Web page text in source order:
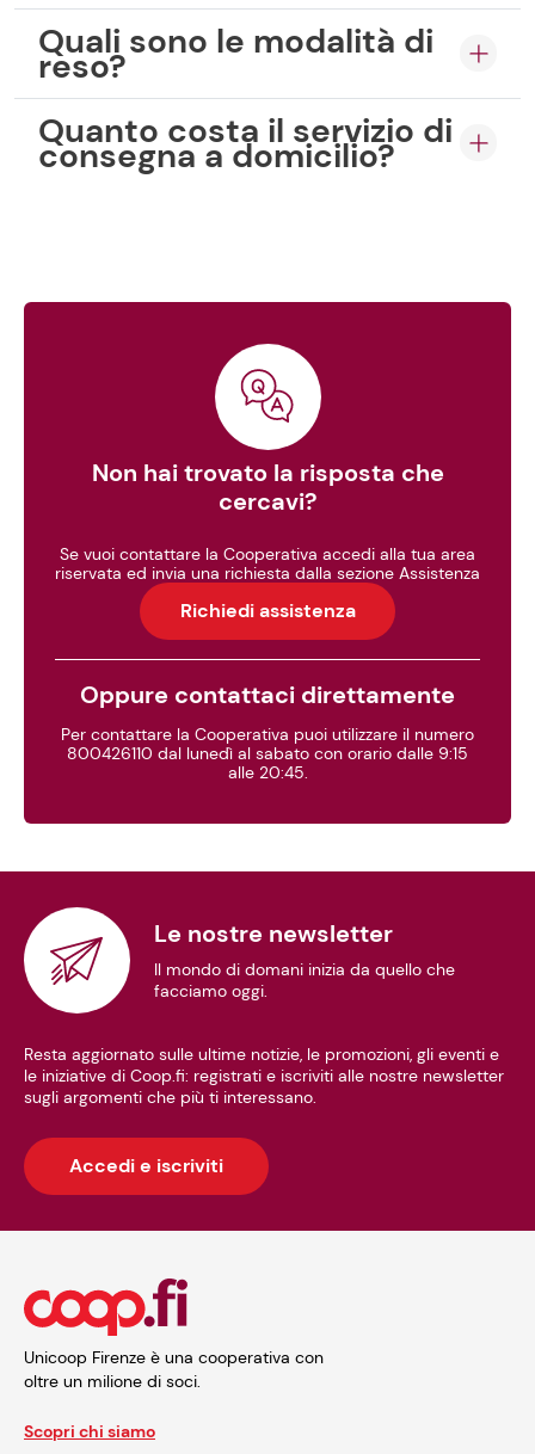
Quali sono le modalità di
reso?
Quanto costa il servizio di
consegna a domicilio?
Non hai trovato la risposta che
cercavi?
Se vuoi contattare la Cooperativa accedi alla tua area
riservata ed invia una richiesta dalla sezione Assistenza
Richiedi assistenza
Oppure contattaci direttamente
Per contattare la Cooperativa puoi utilizzare il numero
800426110 dal lunedì al sabato con orario dalle 9:15
alle 20:45.
Le nostre newsletter
Il mondo di domani inizia da quello che
facciamo oggi.
Resta aggiornato sulle ultime notizie, le promozioni, gli eventi e
le iniziative di Coop.fi: registrati e iscriviti alle nostre newsletter
sugli argomenti che più ti interessano.
Accedi e iscriviti
Unicoop Firenze è una cooperativa con
oltre un milione di soci.
Scopri chi siamo